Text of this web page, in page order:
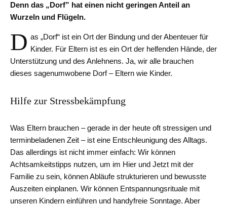
Denn das „Dorf” hat einen nicht geringen Anteil an
Wurzeln und Flügeln.
D as „Dorf“ ist ein Ort der Bindung und der Abenteuer für
Kinder. Für Eltern ist es ein Ort der helfenden Hände, der
Unterstützung und des Anlehnens. Ja, wir alle brauchen
dieses sagenumwobene Dorf – Eltern wie Kinder.
Hilfe zur Stressbekämpfung
Was Eltern brauchen – gerade in der heute oft stressigen und
terminbeladenen Zeit – ist eine Entschleunigung des Alltags.
Das allerdings ist nicht immer einfach: Wir können
Achtsamkeitstipps nutzen, um im Hier und Jetzt mit der
Familie zu sein, können Abläufe strukturieren und bewusste
Auszeiten einplanen. Wir können Entspannungsrituale mit
unseren Kindern einführen und handyfreie Sonntage. Aber